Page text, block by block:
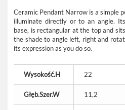
Ceramic Pendant Narrow is a simple
illuminate directly or to an angle.
base, is rectangular at the top and
the shade to angle left, right and
its expression as you do so.
Wysokość.H 22
Głęb.Szer.W 11,2